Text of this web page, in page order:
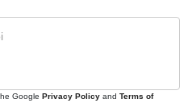
Google Privacy Policy and Terms of